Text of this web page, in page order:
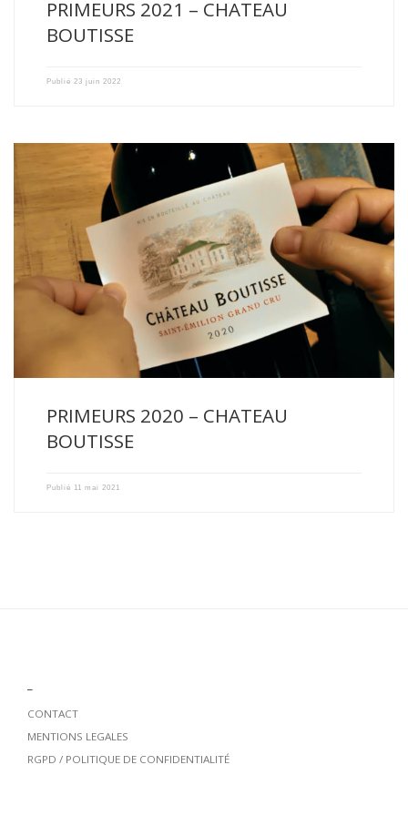
PRIMEURS 2021 – CHATEAU
BOUTISSE
Publié 23 juin 2022
Le millésime 2020 est un millésime précoce. La vigne a […]
PRIMEURS 2020 – CHATEAU
BOUTISSE
Publié 11 mai 2021
CONTACT
MENTIONS LEGALES
RGPD / POLITIQUE DE CONFIDENTIALITÉ